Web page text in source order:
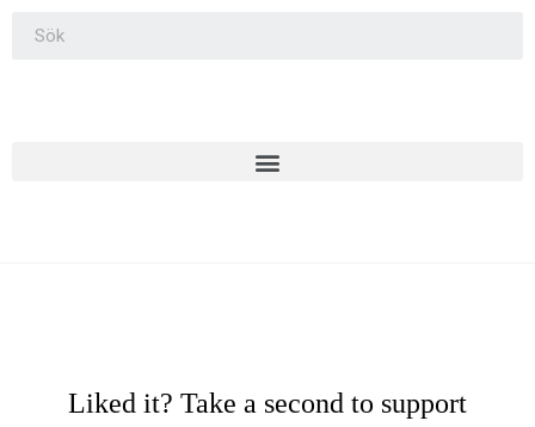
Liked it? Take a second to support